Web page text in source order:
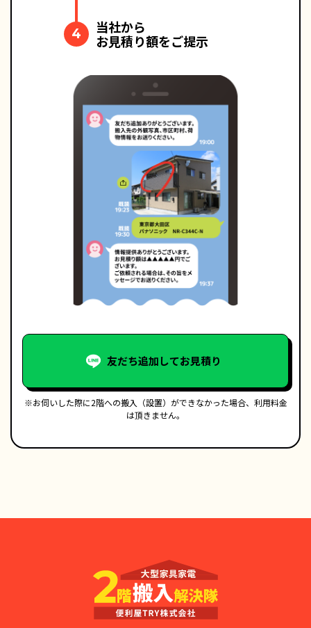
4
当社から
お見積り額をご提示
友だち追加してお見積り
※お伺いした際に2階への搬入（設置）ができなかった場合、利用料金
は頂きません。